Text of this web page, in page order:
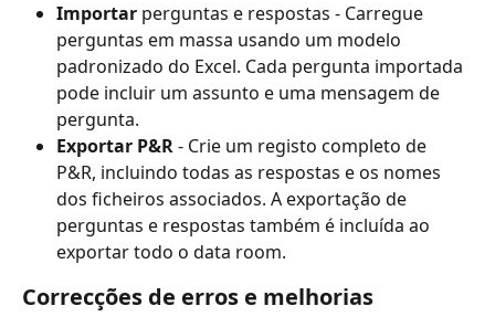
Importar perguntas e respostas - Carregue
perguntas em massa usando um modelo
padronizado do Excel. Cada pergunta importada
pode incluir um assunto e uma mensagem de
pergunta.
Exportar P&R - Crie um registo completo de
P&R, incluindo todas as respostas e os nomes
dos ficheiros associados. A exportação de
perguntas e respostas também é incluída ao
exportar todo o data room.
Correcções de erros e melhorias